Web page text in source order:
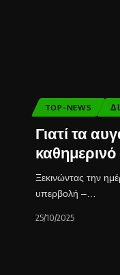
TOP-NEWS
Γιατί τα
Ξεκινώντας την
υπερβολή –…
25/10/2025